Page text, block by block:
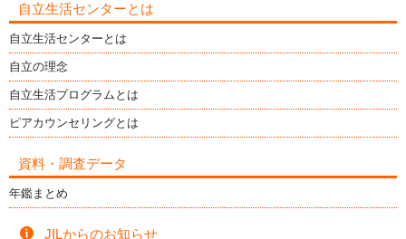
自立生活センターとは
自立生活センターとは
自立の理念
自立生活プログラムとは
ピアカウンセリングとは
資料・調査データ
年鑑まとめ
JILからのお知らせ